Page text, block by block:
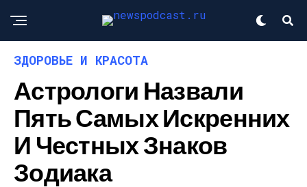
ЗДОРОВЬЕ И КРАСОТА
Астрологи Назвали
Пять Самых Искренних
И Честных Знаков
Зодиака